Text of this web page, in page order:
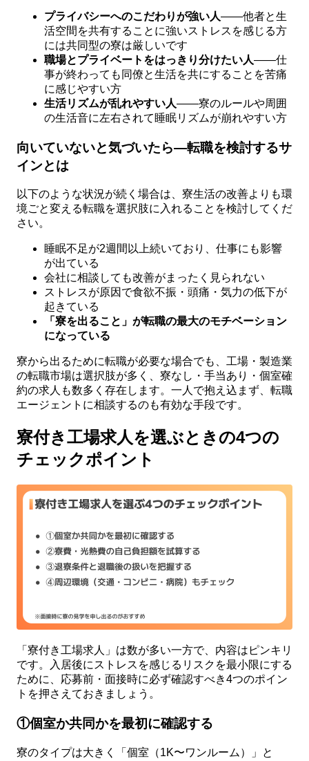
プライバシーへのこだわりが強い人——他者と生
活空間を共有することに強いストレスを感じる方
には共同型の寮は厳しいです
職場とプライベートをはっきり分けたい人——仕
事が終わっても同僚と生活を共にすることを苦痛
に感じやすい方
生活リズムが乱れやすい人——寮のルールや周囲
の生活音に左右されて睡眠リズムが崩れやすい方
向いていないと気づいたら—転職を検討するサ
インとは
以下のような状況が続く場合は、寮生活の改善よりも環
境ごと変える転職を選択肢に入れることを検討してくだ
さい。
睡眠不足が2週間以上続いており、仕事にも影響
が出ている
会社に相談しても改善がまったく見られない
ストレスが原因で食欲不振・頭痛・気力の低下が
起きている
「寮を出ること」が転職の最大のモチベーション
になっている
寮から出るために転職が必要な場合でも、工場・製造業
の転職市場は選択肢が多く、寮なし・手当あり・個室確
約の求人も数多く存在します。一人で抱え込まず、転職
エージェントに相談するのも有効な手段です。
寮付き工場求人を選ぶときの4つの
チェックポイント
「寮付き工場求人」は数が多い一方で、内容はピンキリ
です。入居後にストレスを感じるリスクを最小限にする
ために、応募前・面接時に必ず確認すべき4つのポイン
トを押さえておきましょう。
①個室か共同かを最初に確認する
寮のタイプは大きく「個室（1K〜ワンルーム）」と